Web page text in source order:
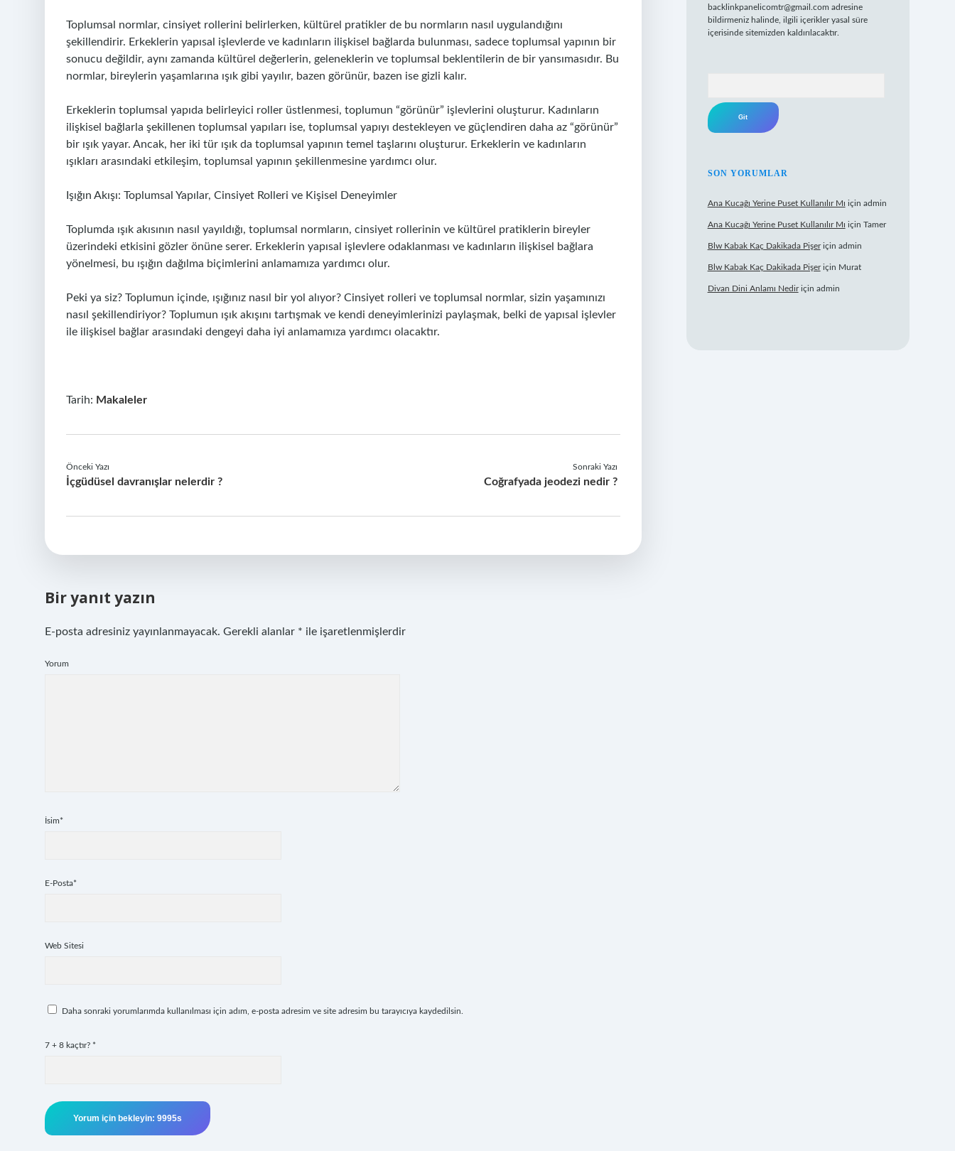
Toplumsal normlar, cinsiyet rollerini belirlerken, kültürel pratikler de bu normların nasıl uygulandığını
şekillendirir. Erkeklerin yapısal işlevlerde ve kadınların ilişkisel bağlarda bulunması, sadece toplumsal yapının bir
sonucu değildir, aynı zamanda kültürel değerlerin, geleneklerin ve toplumsal beklentilerin de bir yansımasıdır. Bu
normlar, bireylerin yaşamlarına ışık gibi yayılır, bazen görünür, bazen ise gizli kalır.
Erkeklerin toplumsal yapıda belirleyici roller üstlenmesi, toplumun “görünür” işlevlerini oluşturur. Kadınların
ilişkisel bağlarla şekillenen toplumsal yapıları ise, toplumsal yapıyı destekleyen ve güçlendiren daha az “görünür”
bir ışık yayar. Ancak, her iki tür ışık da toplumsal yapının temel taşlarını oluşturur. Erkeklerin ve kadınların
ışıkları arasındaki etkileşim, toplumsal yapının şekillenmesine yardımcı olur.
Işığın Akışı: Toplumsal Yapılar, Cinsiyet Rolleri ve Kişisel Deneyimler
Toplumda ışık akısının nasıl yayıldığı, toplumsal normların, cinsiyet rollerinin ve kültürel pratiklerin bireyler
üzerindeki etkisini gözler önüne serer. Erkeklerin yapısal işlevlere odaklanması ve kadınların ilişkisel bağlara
yönelmesi, bu ışığın dağılma biçimlerini anlamamıza yardımcı olur.
Peki ya siz? Toplumun içinde, ışığınız nasıl bir yol alıyor? Cinsiyet rolleri ve toplumsal normlar, sizin yaşamınızı
nasıl şekillendiriyor? Toplumun ışık akışını tartışmak ve kendi deneyimlerinizi paylaşmak, belki de yapısal işlevler
ile ilişkisel bağlar arasındaki dengeyi daha iyi anlamamıza yardımcı olacaktır.
Tarih: Makaleler
Önceki Yazı
İçgüdüsel davranışlar nelerdir ?
Sonraki Yazı
Coğrafyada jeodezi nedir ?
Bir yanıt yazın
E-posta adresiniz yayınlanmayacak. Gerekli alanlar * ile işaretlenmişlerdir
Yorum
İsim*
E-Posta*
Web Sitesi
Daha sonraki yorumlarımda kullanılması için adım, e-posta adresim ve site adresim bu tarayıcıya kaydedilsin.
7 + 8 kaçtır? *
backlinkpanelicomtr@gmail.com adresine
bildirmeniz halinde, ilgili içerikler yasal süre
içerisinde sitemizden kaldırılacaktır.
SON YORUMLAR
Ana Kucağı Yerine Puset Kullanılır Mı için admin
Ana Kucağı Yerine Puset Kullanılır Mı için Tamer
Blw Kabak Kaç Dakikada Pişeriçin admin
Blw Kabak Kaç Dakikada Pişeriçin Murat
Divan Dini Anlamı Nediriçin admin